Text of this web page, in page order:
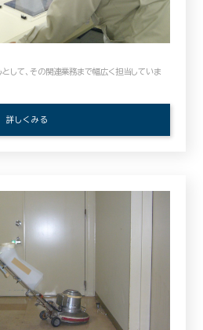
して、その関連業務まで幅広く担当していま
詳しくみる